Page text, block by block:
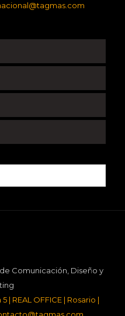
Comunicación, Diseño y
| REAL OFFICE | Rosario |